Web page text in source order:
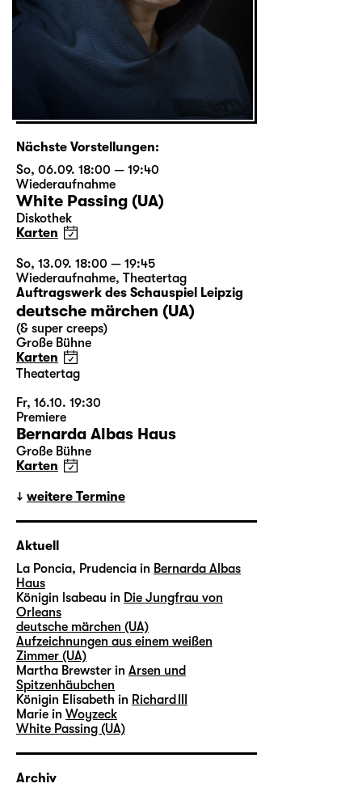
Nächste Vorstellungen:
So, 06.09. 18:00 — 19:40
Wiederaufnahme
White Passing (UA)
Diskothek
Karten
So, 13.09. 18:00 — 19:45
Wiederaufnahme, Theatertag
Auftragswerk des Schauspiel Leipzig
deutsche märchen (UA)
(& super creeps)
Große Bühne
Karten
Theatertag
Fr, 16.10. 19:30
Premiere
Bernarda Albas Haus
Große Bühne
Karten
weitere Termine
Aktuell
La Poncia, Prudencia in Bernarda Albas
Haus
Königin lsabeau in Die Jungfrau von
Orleans
deutsche märchen (UA)
Aufzeichnungen aus einem weißen
Zimmer (UA)
Martha Brewster in Arsen und
Spitzenhäubchen
Königin Elisabeth in Richard III
Marie in Woyzeck
White Passing (UA)
Archiv